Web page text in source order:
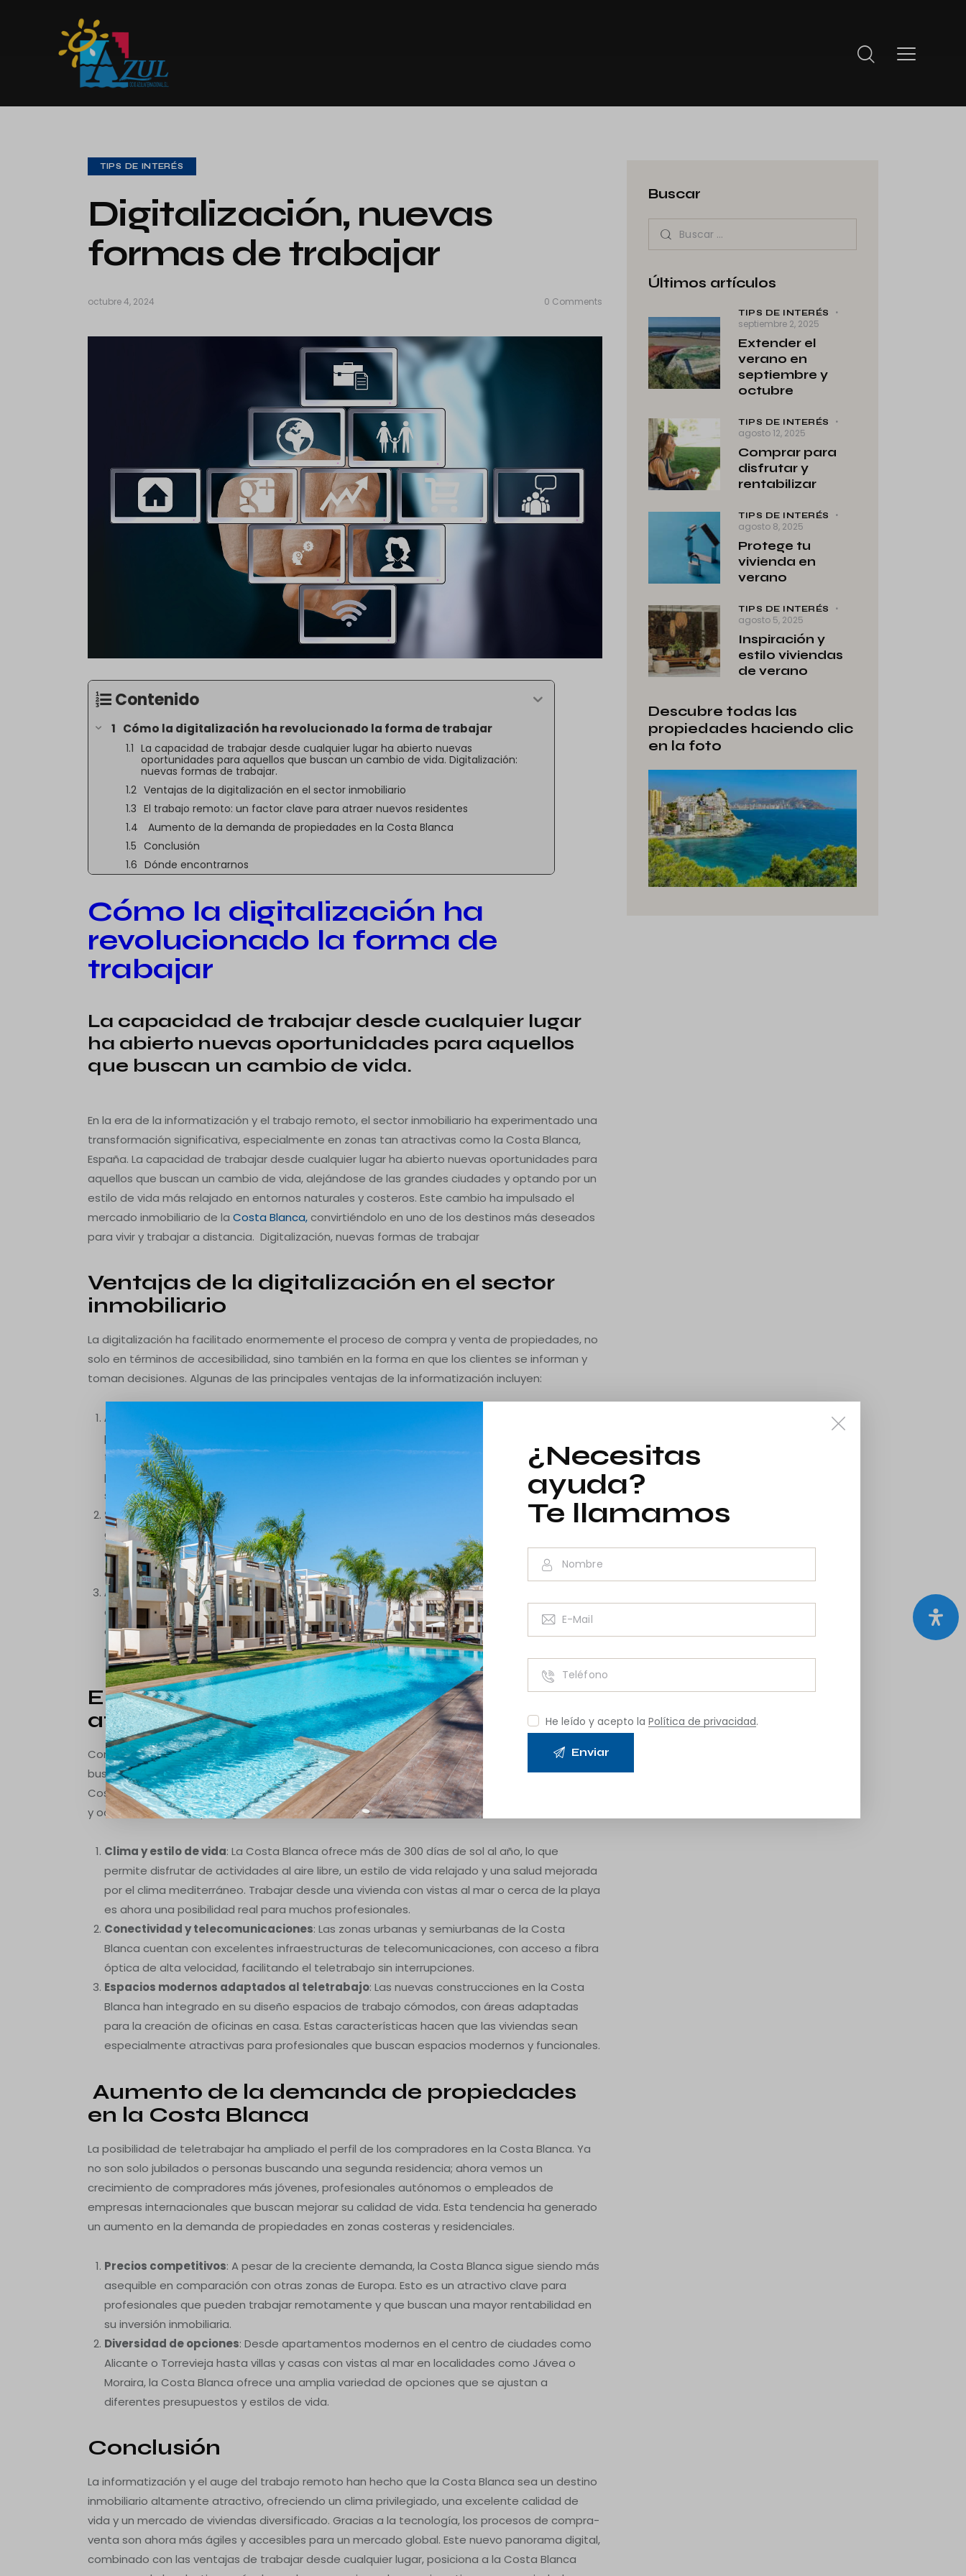
TIPS DE INTERÉS
Digitalización, nuevas
formas de trabajar
octubre 4, 2024 0 Comments
Contenido
Cómo la digitalización ha revolucionado la forma de trabajar
La capacidad de trabajar desde cualquier lugar ha abierto nuevas
oportunidades para aquellos que buscan un cambio de vida. Digitalización:
nuevas formas de trabajar.
Ventajas de la digitalización en el sector inmobiliario
El trabajo remoto: un factor clave para atraer nuevos residentes
Aumento de la demanda de propiedades en la Costa Blanca
Conclusión
Dónde encontrarnos
Cómo la digitalización ha
revolucionado la forma de
trabajar
La capacidad de trabajar desde cualquier lugar
ha abierto nuevas oportunidades para aquellos
que buscan un cambio de vida.
En la era de la informatización y el trabajo remoto, el sector inmobiliario ha experimentado una
transformación significativa, especialmente en zonas tan atractivas como la Costa Blanca,
España. La capacidad de trabajar desde cualquier lugar ha abierto nuevas oportunidades para
aquellos que buscan un cambio de vida, alejándose de las grandes ciudades y optando por un
estilo de vida más relajado en entornos naturales y costeros. Este cambio ha impulsado el
mercado inmobiliario de la Costa Blanca,convirtiéndolo en uno de los destinos más deseados
para vivir y trabajar a distancia. Digitalización, nuevas formas de trabajar
Ventajas de la digitalización en el sector
inmobiliario
La digitalización ha facilitado enormemente el proceso de compra y venta de propiedades, no
solo en términos de accesibilidad, sino también en la forma en que los clientes se informan y
toman decisiones. Algunas de las principales ventajas de la informatización incluyen:
Acceso a información en tiempo real
posibilidad de explorar detalles técnicos de las propiedades online han transformado la
forma en que los compradores acceden a la información. En el caso de la Costa Blanca, los
potenciales compradores pueden visualizar propiedades desde cualquier parte del mundo,
sin necesidad de desplazarse inmediatamente.
Simplificación del proceso de compra
: Los contratos electrónicos, las firmas digitales y la
gestión de documentos online hacen que el proceso de compra sea mucho más ágil y
eficiente. Esto es clave para atraer compradores internacionales que buscan una vivienda
en la Costa Blanca y desean cerrar tratos sin largos desplazamientos.
Atención al cliente a distancia : Las inmobiliarias pueden ofrecer un servicio al cliente de
calidad a través de plataformas de videoconferencia, mensajería instantánea y correo
electrónico. Esto permite una atención personalizada, sin importar la ubicación física de la
persona interesada.
El trabajo remoto: un factor clave para
atraer nuevos residentes
Con la capacidad de trabajar a distancia cada vez más extendida, muchos profesionales
buscan lugares que ofrezcan una mayor calidad de vida, sin sacrificar su productividad. La
Costa Blanca se ha convertido en una opción ideal para aquellos que desean combinar trabajo
y ocio en un entorno privilegiado.
Clima y estilo de vida: La Costa Blanca ofrece más de 300 días de sol al año, lo que
permite disfrutar de actividades al aire libre, un estilo de vida relajado y una salud mejorada
por el clima mediterráneo. Trabajar desde una vivienda con vistas al mar o cerca de la playa
es ahora una posibilidad real para muchos profesionales.
Conectividad y telecomunicaciones: Las zonas urbanas y semiurbanas de la Costa
Blanca cuentan con excelentes infraestructuras de telecomunicaciones, con acceso a fibra
óptica de alta velocidad, facilitando el teletrabajo sin interrupciones.
Espacios modernos adaptados al teletrabajo: Las nuevas construcciones en la Costa
Blanca han integrado en su diseño espacios de trabajo cómodos, con áreas adaptadas
para la creación de oficinas en casa. Estas características hacen que las viviendas sean
especialmente atractivas para profesionales que buscan espacios modernos y funcionales.
Aumento de la demanda de propiedades
en la Costa Blanca
La posibilidad de teletrabajar ha ampliado el perfil de los compradores en la Costa Blanca. Ya
no son solo jubilados o personas buscando una segunda residencia; ahora vemos un
crecimiento de compradores más jóvenes, profesionales autónomos o empleados de
empresas internacionales que buscan mejorar su calidad de vida. Esta tendencia ha generado
un aumento en la demanda de propiedades en zonas costeras y residenciales.
Precios competitivos: A pesar de la creciente demanda, la Costa Blanca sigue siendo más
asequible en comparación con otras zonas de Europa. Esto es un atractivo clave para
profesionales que pueden trabajar remotamente y que buscan una mayor rentabilidad en
su inversión inmobiliaria.
Diversidad de opciones: Desde apartamentos modernos en el centro de ciudades como
Alicante o Torrevieja hasta villas y casas con vistas al mar en localidades como Jávea o
Moraira, la Costa Blanca ofrece una amplia variedad de opciones que se ajustan a
diferentes presupuestos y estilos de vida.
Conclusión
La informatización y el auge del trabajo remoto han hecho que la Costa Blanca sea un destino
inmobiliario altamente atractivo, ofreciendo un clima privilegiado, una excelente calidad de
vida y un mercado de viviendas diversificado. Gracias a la tecnología, los procesos de compra-
venta son ahora más ágiles y accesibles para un mercado global. Este nuevo panorama digital,
combinado con las ventajas de trabajar desde cualquier lugar, posiciona a la Costa Blanca
Buscar
Últimos artículos
TIPS DE INTERÉS
septiembre 2, 2025
Extender el
verano en
septiembre y
octubre
TIPS DE INTERÉS
agosto 12, 2025
Comprar para
disfrutar y
rentabilizar
TIPS DE INTERÉS
agosto 8, 2025
Protege tu
vivienda en
verano
TIPS DE INTERÉS
agosto 5, 2025
Inspiración y
estilo viviendas
de verano
Descubre todas las
propiedades haciendo clic
en la foto
¿Necesitas
ayuda?
Te llamamos
He leído y acepto laPolítica de privacidad.